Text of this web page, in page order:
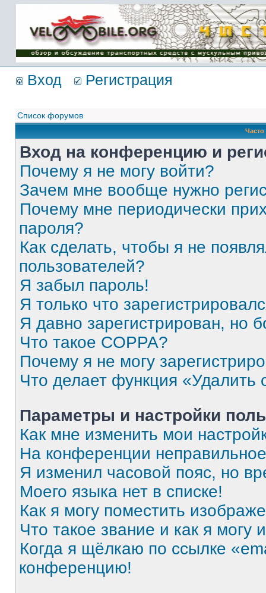
Имя пользователя:
Пароль:
{ LOG_ME_IN_SHORT
}
Вход Регистрация
Список форумов
Вход на конференцию и
Почему я не могу войти?
Зачем мне вообще нужно
Почему мне периодически
пароля?
Как сделать, чтобы я не
пользователей?
Я забыл пароль!
Я только что
Я давно зарегистрирован, но
Что такое COPPA?
Почему я не могу
Что делает функция
Параметры и настройки
Как мне изменить мои
На конференции
Я изменил часовой пояс, но
Моего языка нет в списке!
Как я могу поместить
Что такое звание и как я могу
Когда я щёлкаю по ссылке
конференцию!